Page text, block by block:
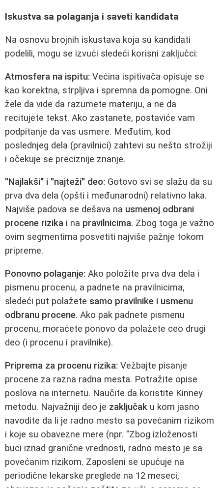
Iskustva sa polaganja i saveti kandidata
Na osnovu brojnih iskustava koja su kandidati
podelili, mogu se izvući sledeći korisni zaključci:
Atmosfera na ispitu: Većina ispitivača opisuje se
kao korektna, strpljiva i spremna da pomogne. Oni
žele da vide da razumete materiju, a ne da
recitujete tekst. Ako zastanete, postaviće vam
podpitanje da vas usmere. Međutim, kod
poslednjeg dela (pravilnici) zahtevi su nešto strožiji
i očekuje se preciznije znanje.
"Najlakši" i "najteži" deo: Gotovo svi se slažu da su
prva dva dela (opšti i međunarodni) relativno laka.
Najviše padova se dešava na usmenoj odbrani
procene rizika i na pravilnicima. Zbog toga je važno
ovim segmentima posvetiti najviše pažnje tokom
pripreme.
Ponovno polaganje: Ako položite prva dva dela i
pismenu procenu, a padnete na pravilnicima,
sledeći put polažete samo pravilnike i usmenu
odbranu procene. Ako pak padnete pismenu
procenu, moraćete ponovo da polažete ceo drugi
deo (i procenu i pravilnike).
Priprema za procenu rizika: Vežbajte pisanje
procene za razna radna mesta. Potražite opise
poslova na internetu. Naučite da koristite Kinney
metodu. Najvažniji deo je zaključak u kom jasno
navodite da li je radno mesto sa povećanim rizikom
i koje su obavezne mere (npr. "Zbog izloženosti
buci iznad granične vrednosti, radno mesto je sa
povećanim rizikom. Zaposleni se upućuje na
periodične lekarske preglede na 12 meseci,